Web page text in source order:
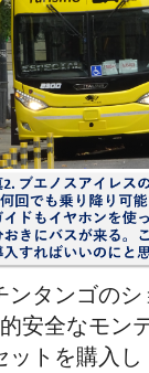
ンタンゴの
安全なモン
ットを購入し